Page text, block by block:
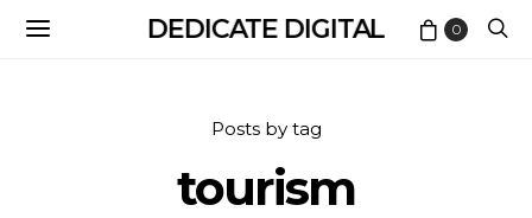
DEDICATE DIGITAL 0
Posts by tag
tourism